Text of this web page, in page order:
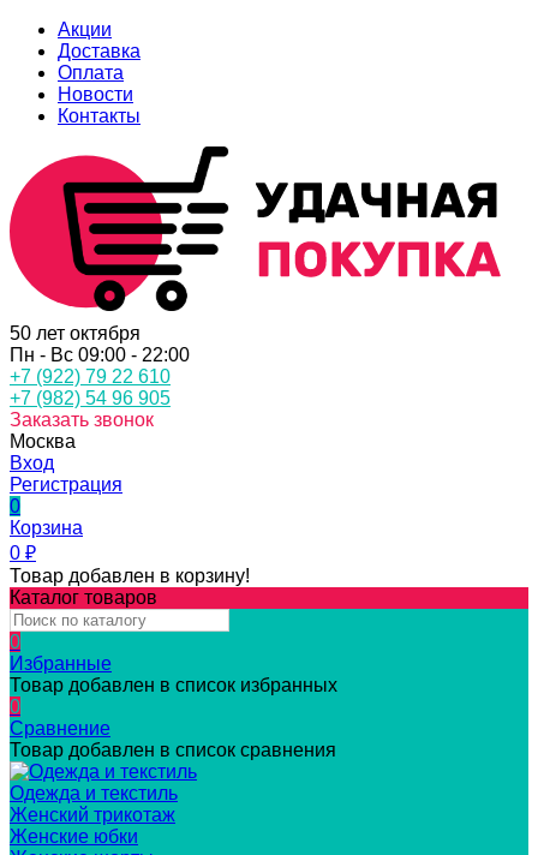
Акции
Доставка
Оплата
Новости
Контакты
50 лет октября
Пн - Вс 09:00 - 22:00
+7 (922) 79 22 610
+7 (982) 54 96 905
Заказать звонок
Москва
Вход
Регистрация
0
Корзина
0 ₽
Товар добавлен в корзину!
Каталог товаров
0
Избранные
Товар добавлен в список избранных
0
Сравнение
Товар добавлен в список сравнения
Одежда и текстиль
Женский трикотаж
Женские юбки